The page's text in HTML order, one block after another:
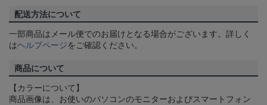
配送方法について
一部商品はメール便でのお届けとなる場合がございます。詳しく
はヘルプページをご確認ください。
商品について
【カラーについて】
商品画像は、お使いのパソコンのモニターおよびスマートフォン